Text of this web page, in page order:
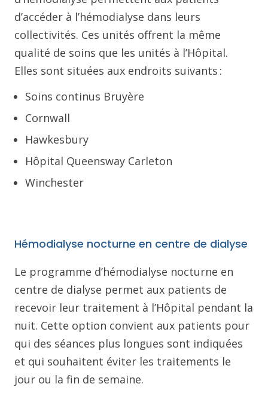
d’accéder à l’hémodialyse dans leurs
collectivités. Ces unités offrent la même
qualité de soins que les unités à l’Hôpital.
Elles sont situées aux endroits suivants :
Soins continus Bruyère
Cornwall
Hawkesbury
Hôpital Queensway Carleton
Winchester
Hémodialyse nocturne en centre de dialyse
Le programme d’hémodialyse nocturne en
centre de dialyse permet aux patients de
recevoir leur traitement à l’Hôpital pendant la
nuit. Cette option convient aux patients pour
qui des séances plus longues sont indiquées
et qui souhaitent éviter les traitements le
jour ou la fin de semaine.